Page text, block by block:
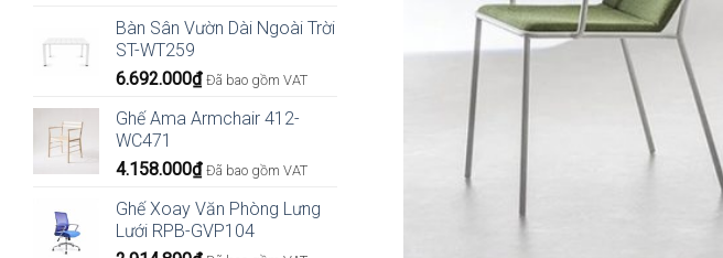
Bàn Sân Vườn Dài Ngoài Trời
ST-WT259
6.692.000₫ Đã bao gồm VAT
Ghế Ama Armchair 412-
WC471
4.158.000₫ Đã bao gồm VAT
Ghế Xoay Văn Phòng Lưng
Lưới RPB-GVP104